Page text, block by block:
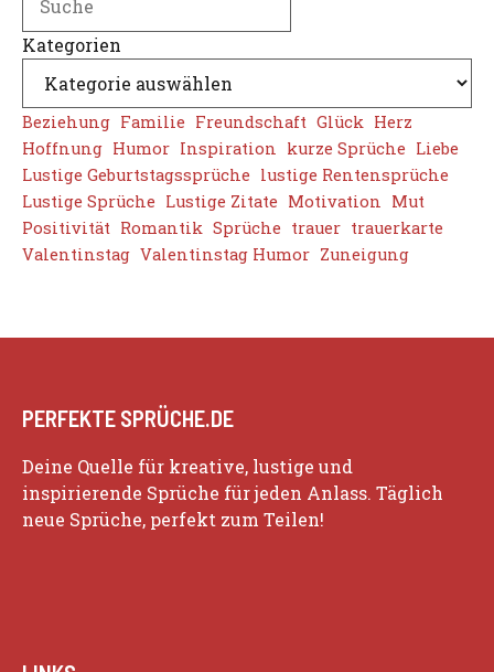
Kategorien
Beziehung Familie Freundschaft Glück Herz
Hoffnung Humor Inspiration kurze Sprüche Liebe
Lustige Geburtstagssprüche lustige Rentensprüche
Lustige Sprüche Lustige Zitate Motivation Mut
Positivität Romantik Sprüche trauer trauerkarte
Valentinstag Valentinstag Humor Zuneigung
PERFEKTE SPRÜCHE.DE
Deine Quelle für kreative, lustige und
inspirierende Sprüche für jeden Anlass. Täglich
neue Sprüche, perfekt zum Teilen!